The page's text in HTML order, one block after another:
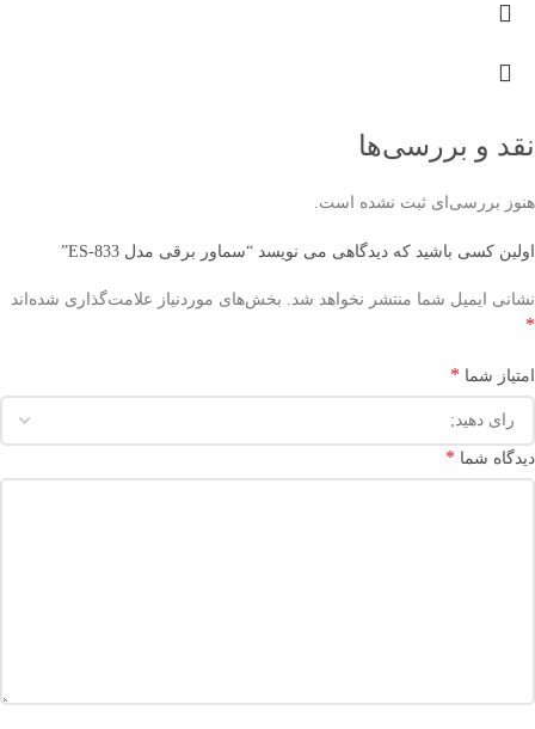
نقد و بررسی‌ها
هنوز بررسی‌ای ثبت نشده است.
اولین کسی باشید که دیدگاهی می نویسد “سماور برقی مدل ES-833”
نشانی ایمیل شما منتشر نخواهد شد. بخش‌های موردنیاز علامت‌گذاری شده‌اند
*
امتیاز شما *
دیدگاه شما *